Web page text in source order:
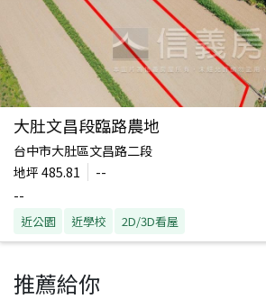
大肚文昌段臨路農地
台中市大肚區文昌路二段
地坪 485.81
--
--
近公園 近學校 2D/3D看屋
推薦給你